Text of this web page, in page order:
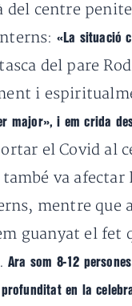
del centre
«La situació
del pare
i
major», i em crida
el Covid al
va afectar
mentre que
guanyat el fet
Ara som 8-12
en la